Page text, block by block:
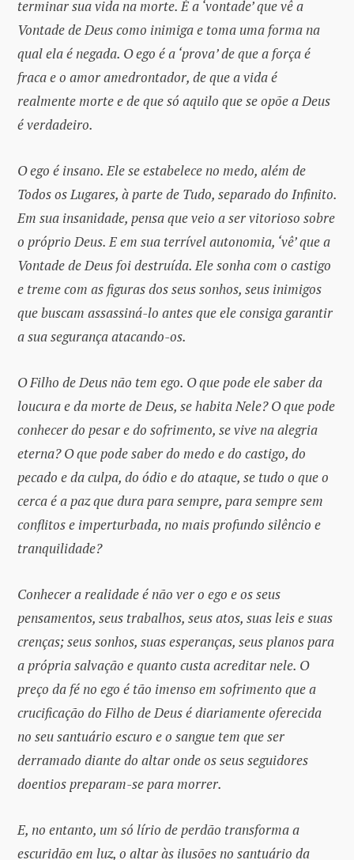
terminar sua vida na morte. É a ‘vontade’ que vê a
Vontade de Deus como inimiga e toma uma forma na
qual ela é negada. O ego é a ‘prova’ de que a força é
fraca e o amor amedrontador, de que a vida é
realmente morte e de que só aquilo que se opõe a Deus
é verdadeiro.
O ego é insano. Ele se estabelece no medo, além de
Todos os Lugares, à parte de Tudo, separado do Infinito.
Em sua insanidade, pensa que veio a ser vitorioso sobre
o próprio Deus. E em sua terrível autonomia, ‘vê’ que a
Vontade de Deus foi destruída. Ele sonha com o castigo
e treme com as figuras dos seus sonhos, seus inimigos
que buscam assassiná-lo antes que ele consiga garantir
a sua segurança atacando-os.
O Filho de Deus não tem ego. O que pode ele saber da
loucura e da morte de Deus, se habita Nele? O que pode
conhecer do pesar e do sofrimento, se vive na alegria
eterna? O que pode saber do medo e do castigo, do
pecado e da culpa, do ódio e do ataque, se tudo o que o
cerca é a paz que dura para sempre, para sempre sem
conflitos e imperturbada, no mais profundo silêncio e
tranquilidade?
Conhecer a realidade é não ver o ego e os seus
pensamentos, seus trabalhos, seus atos, suas leis e suas
crenças; seus sonhos, suas esperanças, seus planos para
a própria salvação e quanto custa acreditar nele. O
preço da fé no ego é tão imenso em sofrimento que a
crucificação do Filho de Deus é diariamente oferecida
no seu santuário escuro e o sangue tem que ser
derramado diante do altar onde os seus seguidores
doentios preparam-se para morrer.
E, no entanto, um só lírio de perdão transforma a
escuridão em luz, o altar às ilusões no santuário da